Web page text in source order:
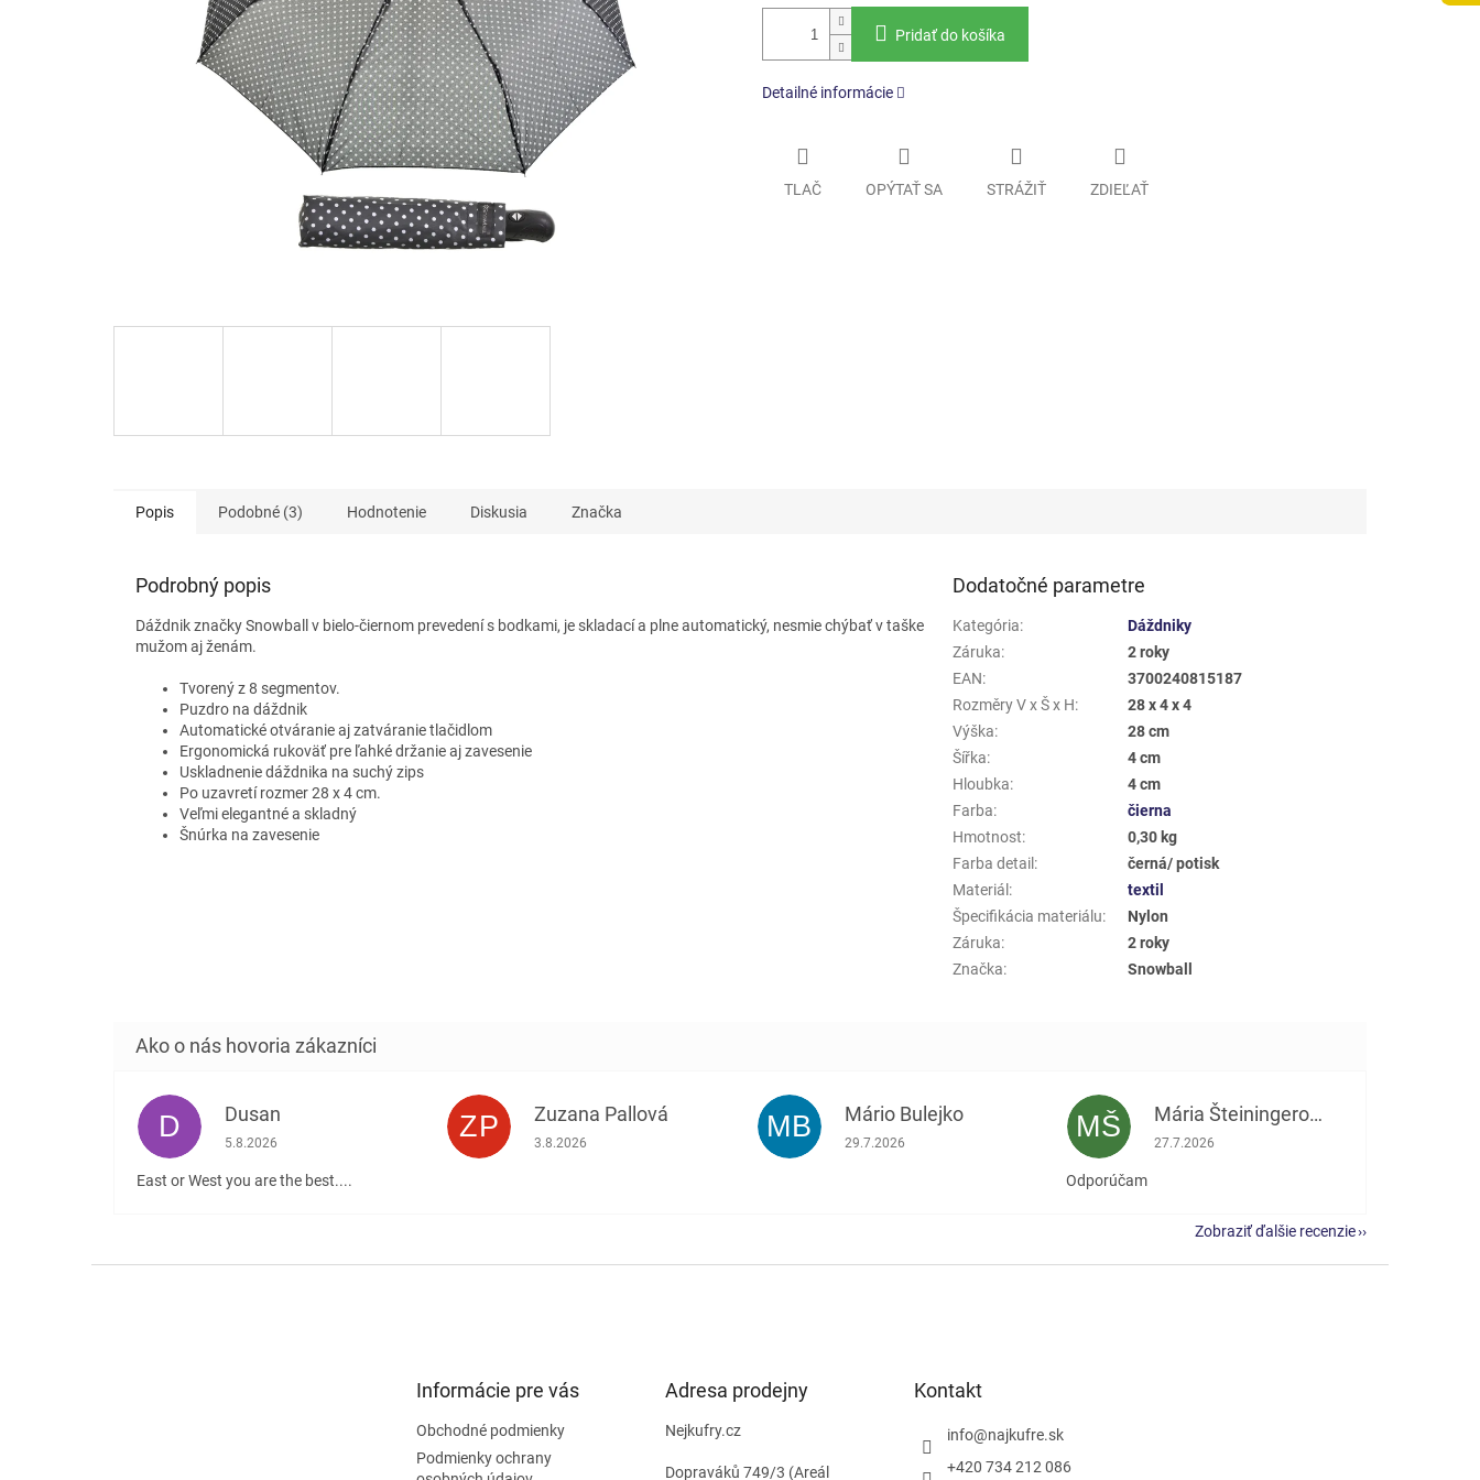
Pridať do košíka
Detailné informácie
TLAČ OPÝTAŤ SA STRÁŽIŤ ZDIEĽAŤ
Popis Podobné (3) Hodnotenie Diskusia Značka
Podrobný popis
Dáždnik značky Snowball v bielo-čiernom prevedení s bodkami, je skladací a plne automatický, nesmie chýbať v taške
mužom aj ženám.
Tvorený z 8 segmentov.
Puzdro na dáždnik
Automatické otváranie aj zatváranie tlačidlom
Ergonomická rukoväť pre ľahké držanie aj zavesenie
Uskladnenie dáždnika na suchý zips
Po uzavretí rozmer 28 x 4 cm.
Veľmi elegantné a skladný
Šnúrka na zavesenie
Dodatočné parametre
Kategória:
Dáždniky
Záruka:
2 roky
EAN:
3700240815187
Rozměry V x Š x H:
28 x 4 x 4
Výška:
28 cm
Šířka:
4 cm
Hloubka:
4 cm
Farba:
čierna
Hmotnost:
0,30 kg
Farba detail :
černá/ potisk
Materiál :
textil
Špecifikácia materiálu:
Nylon
Záruka:
2 roky
Značka: Snowball
D Dusan
Hodnotenie obchodu je 5 z 5 hviezdičiek.
5.8.2026
East or West you are the best....
ZP Zuzana Pallová
Hodnotenie obchodu je 5 z 5 hviezdičiek.
3.8.2026 MB Mário Bulejko
Hodnotenie obchodu je 5 z 5 hviezdičiek.
29.7.2026 MŠ Mária Šteiningerová
Hodnotenie obchodu je 5 z 5 hviezdičiek.
27.7.2026
Odporúčam
Zobraziť ďalšie recenzie
Informácie pre vás
Obchodné podmienky
Podmienky ochrany
Adresa prodejny
Nejkufry.cz
Dopraváků 749/3 (Areál
Kontakt
info@najkufre.sk
+420 734 212 086